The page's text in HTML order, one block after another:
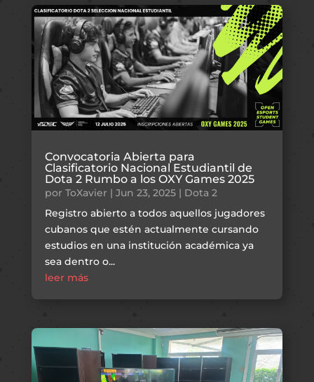
Convocatoria Abierta para
Clasificatorio Nacional Estudiantil de
Dota 2 Rumbo a los OXY Games 2025
por ToXavier | Jun 23, 2025| Dota 2
Registro abierto a todos aquellos jugadores
cubanos que estén actualmente cursando
estudios en una institución académica ya
sea dentro o...
leer más